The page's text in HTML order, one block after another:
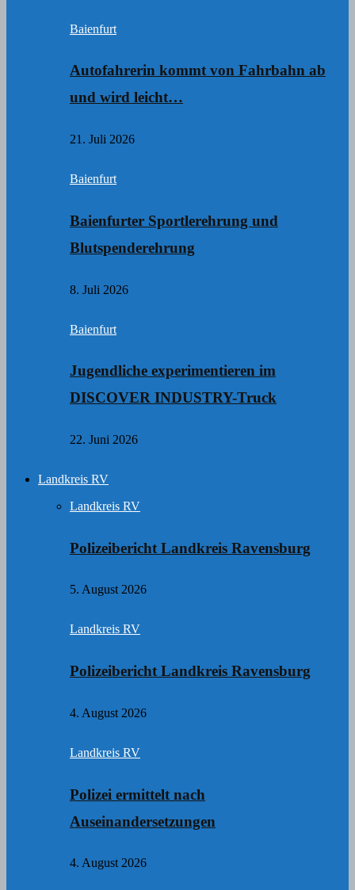
Baienfurt
Autofahrerin kommt von Fahrbahn ab
und wird leicht…
21. Juli 2026
Baienfurt
Baienfurter Sportlerehrung und
Blutspenderehrung
8. Juli 2026
Baienfurt
Jugendliche experimentieren im
DISCOVER INDUSTRY-Truck
22. Juni 2026
Landkreis RV
Landkreis RV
Polizeibericht Landkreis Ravensburg
5. August 2026
Landkreis RV
Polizeibericht Landkreis Ravensburg
4. August 2026
Landkreis RV
Polizei ermittelt nach
Auseinandersetzungen
4. August 2026